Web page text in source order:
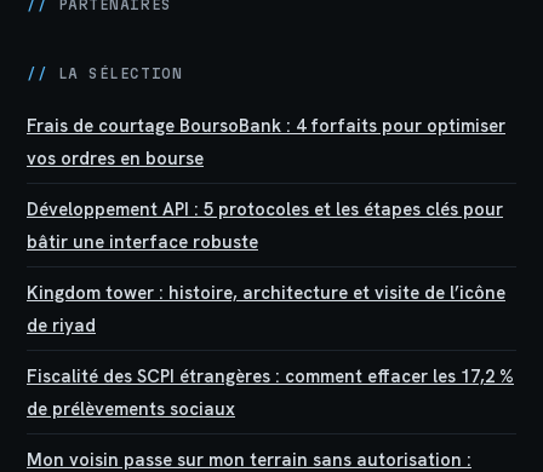
// PARTENAIRES
// LA SÉLECTION
Frais de courtage BoursoBank : 4 forfaits pour optimiser
vos ordres en bourse
Développement API : 5 protocoles et les étapes clés pour
bâtir une interface robuste
Kingdom tower : histoire, architecture et visite de l’icône
de riyad
Fiscalité des SCPI étrangères : comment effacer les 17,2 %
de prélèvements sociaux
Mon voisin passe sur mon terrain sans autorisation :